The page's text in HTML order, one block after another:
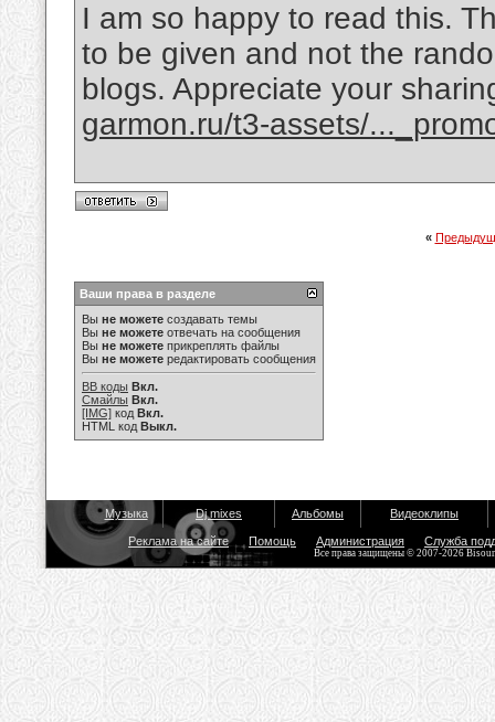
I am so happy to read this.
to be given and not the
blogs. Appreciate your
garmon.ru/t3-assets/
«
Ваши права в разделе
Вы не можете создавать темы
Вы не можете отвечать на сообщения
Вы не можете прикреплять файлы
Вы не можете редактировать сообщения
BB коды Вкл.
Смайлы Вкл.
[IMG] код Вкл.
HTML код Выкл.
Музыка Dj mixes Альбомы Видеоклипы
Реклама на сайте Помощь Администрация Служба
Все права защищены © 2007-2026